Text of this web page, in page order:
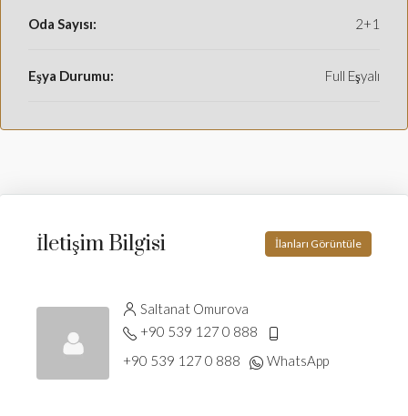
Oda Sayısı: 2+1
Eşya Durumu: Full Eşyalı
İletişim Bilgisi İlanları Görüntüle
Saltanat Omurova
+90 539 127 0 888
+90 539 127 0 888
WhatsApp